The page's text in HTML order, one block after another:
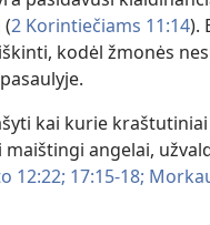
2 Korintiečiams 11:14).
kodėl žmonės
kai kurie
angelai,
12:22; 17:15-18;